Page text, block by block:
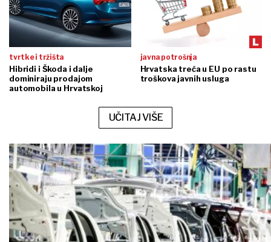
tvrtke i tržišta
Hibridi i Škoda i dalje
dominiraju prodajom
automobila u Hrvatskoj
javna potrošnja
Hrvatska treća u EU po rastu
troškova javnih usluga
UČITAJ VIŠE